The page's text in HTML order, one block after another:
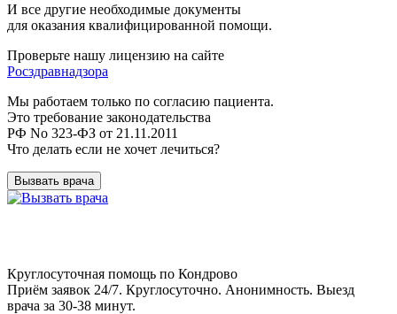
И все другие необходимые документы
для оказания квалифицированной помощи.
Проверьте нашу лицензию на сайте
Росздравнадзора
Мы работаем только по согласию пациента.
Это требование законодательства
РФ No 323-ФЗ от 21.11.2011
Что делать если не хочет лечиться?
Вызвать врача
Круглосуточная помощь по Кондрово
Приём заявок 24/7. Круглосуточно. Анонимность. Выезд
врача за 30-38 минут.